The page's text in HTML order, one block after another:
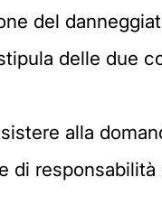
del
delle due
alla